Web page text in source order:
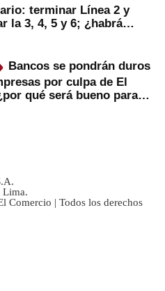
terminar Línea 2 y
la 3, 4, 5 y 6; ¿habrá
Bancos se pondrán duros
por culpa de El
qué será bueno para
Lima.
Comercio | Todos los derechos